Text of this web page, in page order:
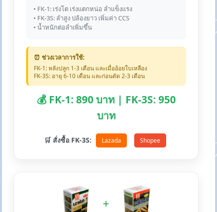
• FK-1: เร่งโต เร่งแตกหน่อ ลำแข็งแรง
• FK-3S: ลำสูง ปล้องยาว เพิ่มค่า CCS
• น้ำหนักต่อลำเพิ่มขึ้น
⏰ ช่วงเวลาการใช้:
FK-1: หลังปลูก 1-3 เดือน และเมื่ออ้อยใบเหลือง
FK-3S: อายุ 6-10 เดือน และก่อนตัด 2-3 เดือน
💰 FK-1: 890 บาท | FK-3S: 950
บาท
🛒 สั่งซื้อ FK-3S: Lazada Shopee
+